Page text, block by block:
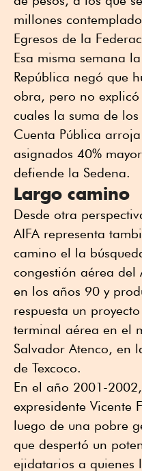
millones
Egresos de la
Esa misma semana
República negó que
obra, pero no
cuales la suma de
Cuenta Pública
asignados 40%
defiende la Sedena.
Largo camino
Desde otra
AIFA representa
camino el la
congestión aérea del
en los años 90 y
respuesta un
terminal aérea en el
Salvador Atenco, en
de Texcoco.
En el año 2001-
expresidente Vicente
luego de una pobre
que despertó un
ejidatarios a quienes